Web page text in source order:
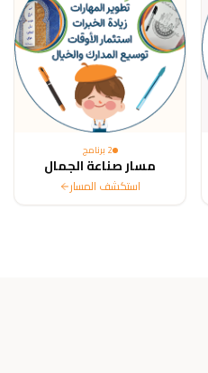
2 برنامج
مسار صناعة الجمال
استكشف المسار